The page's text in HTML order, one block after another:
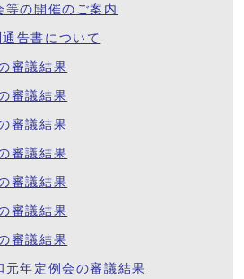
の開催のご案内
告書について
審議結果
審議結果
審議結果
審議結果
審議結果
審議結果
審議結果
年定例会の審議結果